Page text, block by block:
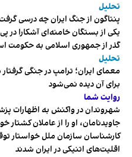
تحلیل
پنتاگون از جنگ ایران چه درسی
یکی از بستگان خامنه‌ای آشکارا در
گذر از جمهوری اسلامی به حکومت
تحلیل
معمای ایران؛ ترامپ در جنگی
برای آن دیده نمی‌شود
روایت شما
شهروندان در واکنش به اظهارات
جاویدنامان، او را از عاملان کشتار
کارشناسان سازمان ملل خواستار
اقلیت‌های اتنیکی در ایران شدند